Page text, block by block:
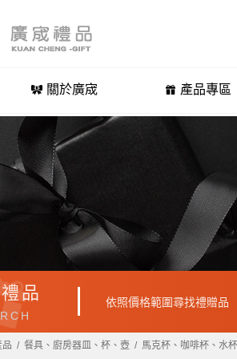
關於廣宬 產品專區
品 依照價格範圍尋找禮贈品
品 餐具、廚房器皿、杯、壺 馬克杯、咖啡杯、水杯